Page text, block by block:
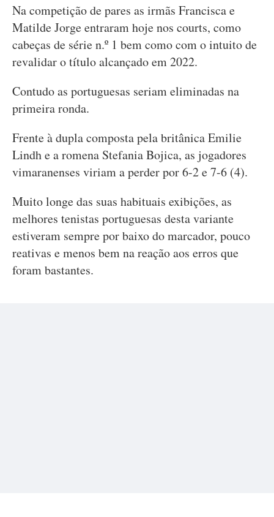
Na competição de pares as irmãs Francisca e
Matilde Jorge entraram hoje nos courts, como
cabeças de série n.º 1 bem como com o intuito de
revalidar o título alcançado em 2022.
Contudo as portuguesas seriam eliminadas na
primeira ronda.
Frente à dupla composta pela britânica Emilie
Lindh e a romena Stefania Bojica, as jogadores
vimaranenses viriam a perder por 6-2 e 7-6 (4).
Muito longe das suas habituais exibições, as
melhores tenistas portuguesas desta variante
estiveram sempre por baixo do marcador, pouco
reativas e menos bem na reação aos erros que
foram bastantes.